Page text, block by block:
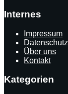
Internes
Impressum
Datenschutz
Über uns
Kontakt
Kategorien